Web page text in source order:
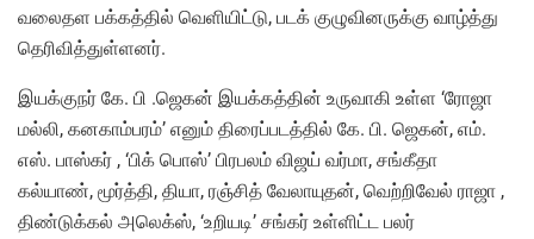
வலைதள பக்கத்தில் வெளியிட்டு, படக் குழுவினருக்கு வாழ்த்து
தெரிவித்துள்ளனர்.
இயக்குநர் கே. பி .ஜெகன் இயக்கத்தின் உருவாகி உள்ள ‘ரோஜா
மல்லி, கனகாம்பரம்’ எனும் திரைப்படத்தில் கே. பி. ஜெகன், எம்.
எஸ். பாஸ்கர் , ‘பிக் பொஸ்’ பிரபலம் விஜய் வர்மா, சங்கீதா
கல்யாண், மூர்த்தி, தியா, ரஞ்சித் வேலாயுதன், வெற்றிவேல் ராஜா ,
திண்டுக்கல் அலெக்ஸ், ‘உறியடி’ சங்கர் உள்ளிட்ட பலர்